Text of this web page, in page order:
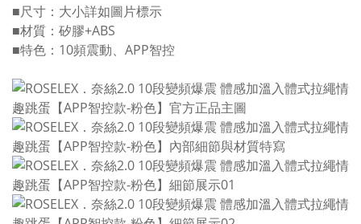
■尺寸：大小詳如圖片標示
■材質：矽膠+ABS
■特色：10頻震動、APP智控